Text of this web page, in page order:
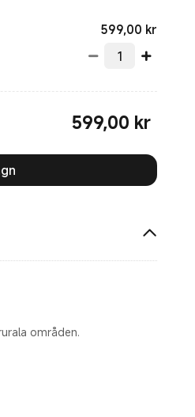
599,00 kr
599,00 kr
områden.